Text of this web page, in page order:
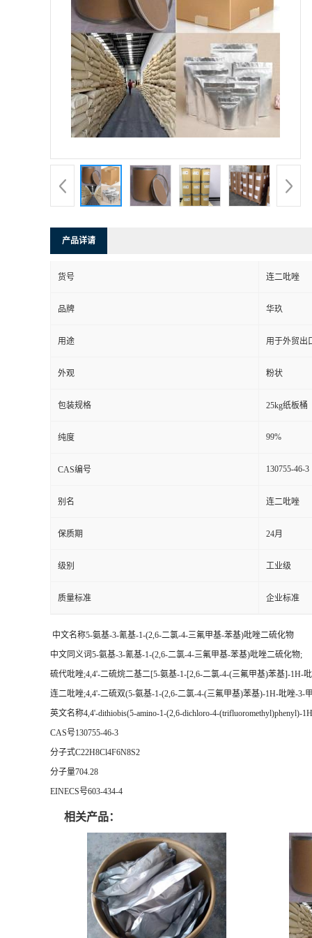
产品详请
货号 连二吡唑
品牌 华玖
用途 用于外贸出
外观 粉状
包装规格 25kg纸板桶
纯度 99%
CAS编号 130755-46-3
别名 连二吡唑
保质期 24月
级别 工业级
质量标准 企业标准
中文名称5-氨基-3-氰基-1-(2,6-二氯-4-三氟甲基-苯基)吡唑二硫化物
中文同义词5-氨基-3-氰基-1-(2,6-二氯-4-三氟甲基-苯基)吡唑二硫化物;
硫代吡唑;4,4'-二硫烷二基二[5-氨基-1-[2,6-二氯-4-(三氟甲基)苯基]-1H-
连二吡唑;4,4'-二硫双(5-氨基-1-(2,6-二氯-4-(三氟甲基)苯基)-1H-吡唑-3-
英文名称4,4'-dithiobis(5-amino-1-(2,6-dichloro-4-(trifluoromethyl)phenyl)-
CAS号130755-46-3
分子式C22H8Cl4F6N8S2
分子量704.28
EINECS号603-434-4
相关产品：